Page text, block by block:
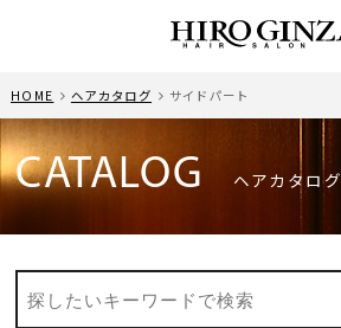
HOME ヘアカタログ サイドパート
CATALOG ヘアカタログ